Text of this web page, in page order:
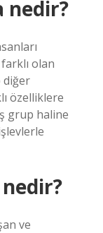
nedir?
olan
diğer
özelliklere
grup haline
ve